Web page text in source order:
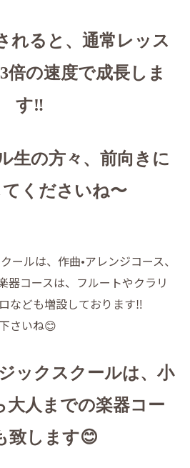
れると、通常レッス
倍の速度で成長しま
す‼️
生の方々、前向きに
くださいね〜
ールは、作曲•アレンジコース、
器コースは、フルートやクラリ
なども増設しております‼️
さいね😊
ックスクールは、小
大人までの楽器コー
致します😊